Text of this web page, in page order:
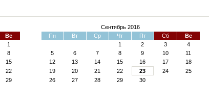
Вс
1
8
15
22
29
Сентябрь 2016
Пн
Вт Ср Чт Пт Сб
Вс
1
2 3
4
5
6 7 8 9 10
11
12
13 14 15 16 17
18
19
20 21 22 23 24
25
26
27 28 29 30